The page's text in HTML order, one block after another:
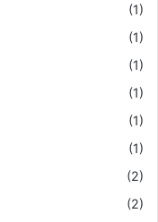
(1)
(1)
(1)
(1)
(1)
(1)
(2)
(2)